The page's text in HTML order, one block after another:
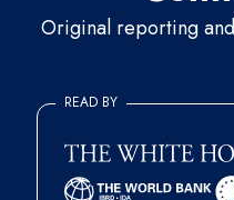
Original reporting
READ BY